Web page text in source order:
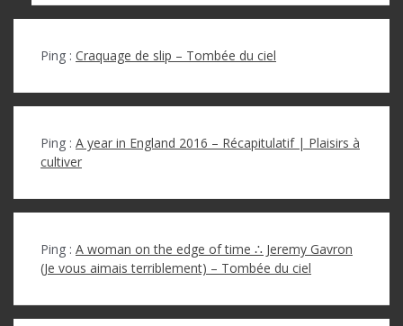
Ping : Craquage de slip – Tombée du ciel
Ping : A year in England 2016 – Récapitulatif | Plaisirs à
cultiver
Ping : A woman on the edge of time ∴ Jeremy Gavron
(Je vous aimais terriblement) – Tombée du ciel